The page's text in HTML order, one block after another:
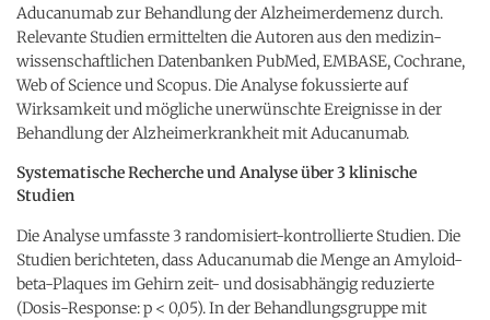
Aducanumab zur Behandlung der Alzheimerdemenz durch.
Relevante Studien ermittelten die Autoren aus den medizin-
wissenschaftlichen Datenbanken PubMed, EMBASE, Cochrane,
Web of Science und Scopus. Die Analyse fokussierte auf
Wirksamkeit und mögliche unerwünschte Ereignisse in der
Behandlung der Alzheimerkrankheit mit Aducanumab.
Systematische Recherche und Analyse über 3 klinische
Studien
Die Analyse umfasste 3 randomisiert-kontrollierte Studien. Die
Studien berichteten, dass Aducanumab die Menge an Amyloid-
beta-Plaques im Gehirn zeit- und dosisabhängig reduzierte
(Dosis-Response: p < 0,05). In der Behandlungsgruppe mit